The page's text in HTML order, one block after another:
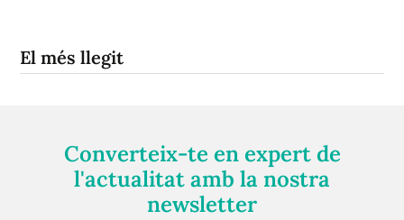
El més llegit
Converteix-te en expert de
l'actualitat amb la nostra
newsletter